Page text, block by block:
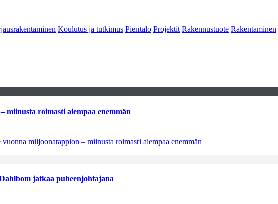
Koulutus ja tutkimus Pientalo Projektit Rakennustuote Rakentaminen
miinusta roimasti aiempaa enemmän
miljoonatappion – miinusta roimasti aiempaa enemmän
jatkaa puheenjohtajana